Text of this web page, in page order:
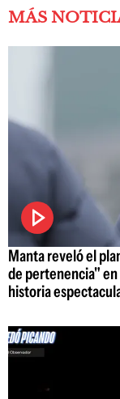
MÁS
Manta reveló el
de pertenencia"
historia